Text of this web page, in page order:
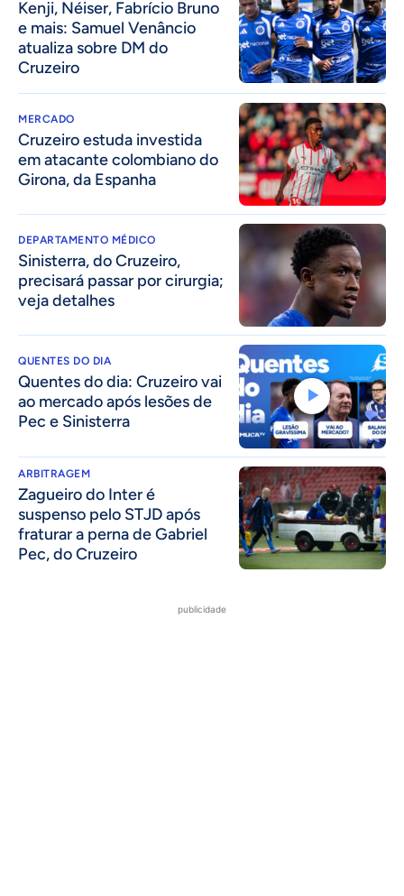
Kenji, Néiser, Fabrício Bruno
e mais: Samuel Venâncio
atualiza sobre DM do
Cruzeiro
MERCADO
Cruzeiro estuda investida
em atacante colombiano do
Girona, da Espanha
DEPARTAMENTO MÉDICO
Sinisterra, do Cruzeiro,
precisará passar por cirurgia;
veja detalhes
QUENTES DO DIA
Quentes do dia: Cruzeiro vai
ao mercado após lesões de
Pec e Sinisterra
ARBITRAGEM
Zagueiro do Inter é
suspenso pelo STJD após
fraturar a perna de Gabriel
Pec, do Cruzeiro
publicidade